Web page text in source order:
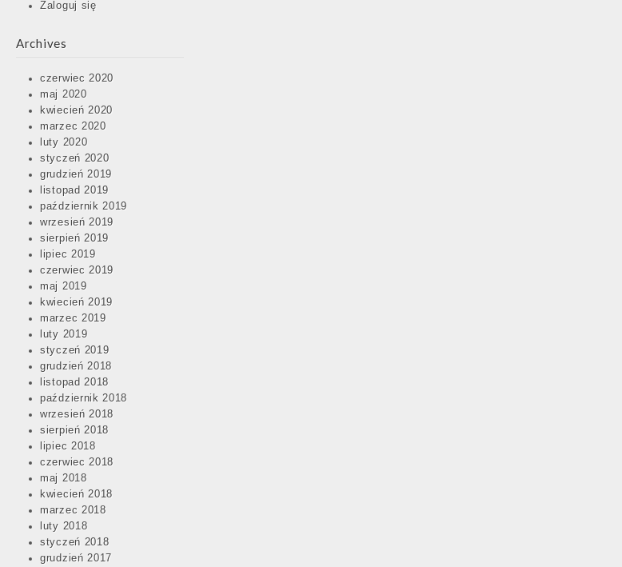
Zaloguj się
Archives
czerwiec 2020
maj 2020
kwiecień 2020
marzec 2020
luty 2020
styczeń 2020
grudzień 2019
listopad 2019
październik 2019
wrzesień 2019
sierpień 2019
lipiec 2019
czerwiec 2019
maj 2019
kwiecień 2019
marzec 2019
luty 2019
styczeń 2019
grudzień 2018
listopad 2018
październik 2018
wrzesień 2018
sierpień 2018
lipiec 2018
czerwiec 2018
maj 2018
kwiecień 2018
marzec 2018
luty 2018
styczeń 2018
grudzień 2017